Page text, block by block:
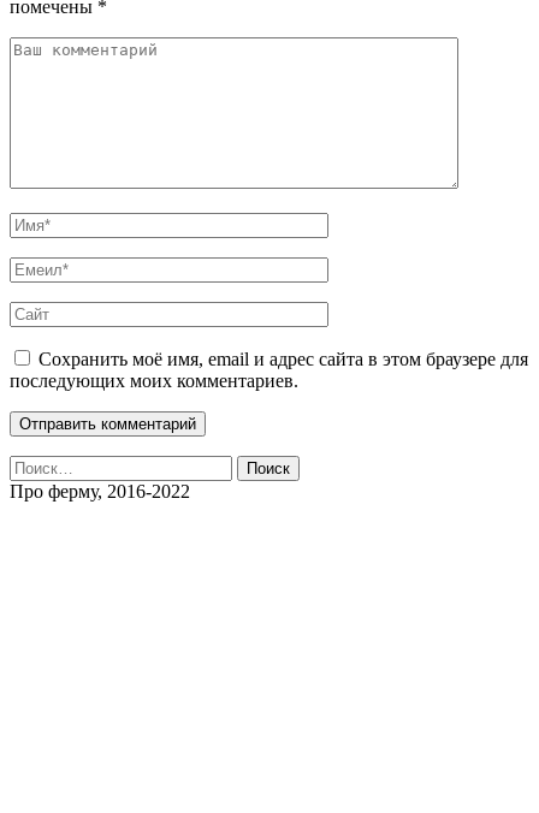
помечены *
Сохранить моё имя, email и адрес сайта в этом браузере для
последующих моих комментариев.
Найти:
Про ферму, 2016-2022